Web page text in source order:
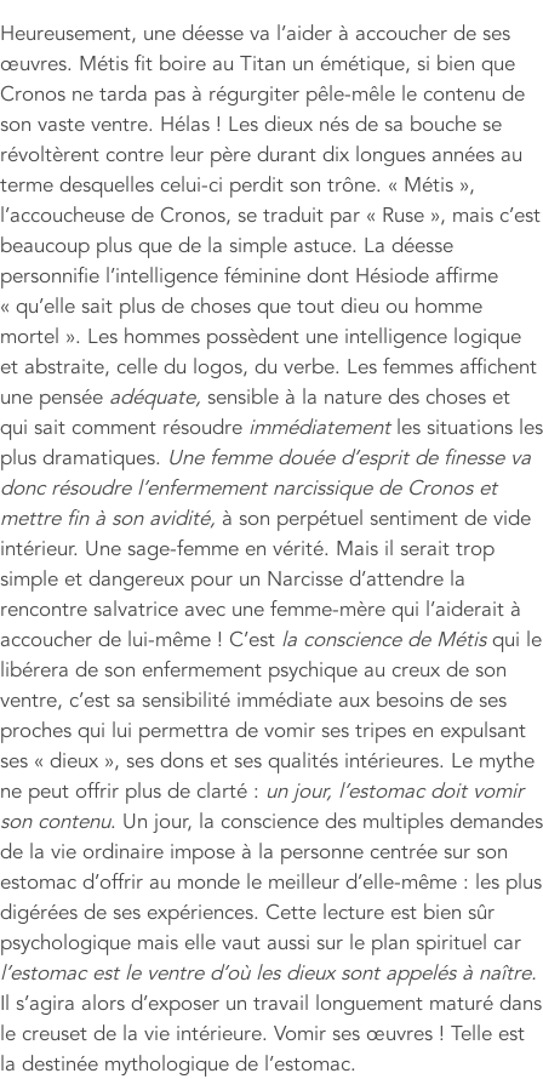
Heureusement, une déesse va l’aider à accoucher de ses
œuvres. Métis fit boire au Titan un émétique, si bien que
Cronos ne tarda pas à régurgiter pêle-mêle le contenu de
son vaste ventre. Hélas ! Les dieux nés de sa bouche se
révoltèrent contre leur père durant dix longues années au
terme desquelles celui-ci perdit son trône. « Métis »,
l’accoucheuse de Cronos, se traduit par « Ruse », mais c’est
beaucoup plus que de la simple astuce. La déesse
personnifie l’intelligence féminine dont Hésiode affirme
« qu’elle sait plus de choses que tout dieu ou homme
mortel ». Les hommes possèdent une intelligence logique
et abstraite, celle du logos, du verbe. Les femmes affichent
une pensée adéquate, sensible à la nature des choses et
qui sait comment résoudre immédiatementles situations les
plus dramatiques. Une femme douée d’esprit de finesse va
donc résoudre l’enfermement narcissique de Cronos et
mettre fin à son avidité, à son perpétuel sentiment de vide
intérieur. Une sage-femme en vérité. Mais il serait trop
simple et dangereux pour un Narcisse d’attendre la
rencontre salvatrice avec une femme-mère qui l’aiderait à
accoucher de lui-même ! C’est la conscience de Métisqui le
libérera de son enfermement psychique au creux de son
ventre, c’est sa sensibilité immédiate aux besoins de ses
proches qui lui permettra de vomir ses tripes en expulsant
ses « dieux », ses dons et ses qualités intérieures. Le mythe
ne peut offrir plus de clarté : un jour, l’estomac doit vomir
son contenu. Un jour, la conscience des multiples demandes
de la vie ordinaire impose à la personne centrée sur son
estomac d’offrir au monde le meilleur d’elle-même : les plus
digérées de ses expériences. Cette lecture est bien sûr
psychologique mais elle vaut aussi sur le plan spirituel car
l’estomac est le ventre d’où les dieux sont appelés à naître.
Il s’agira alors d’exposer un travail longuement maturé dans
le creuset de la vie intérieure. Vomir ses œuvres ! Telle est
la destinée mythologique de l’estomac.